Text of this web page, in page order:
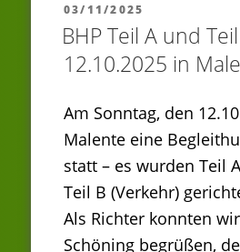
VERÖFFENTLICHT
AM
03/11/2025
BHP Teil A und
12.10.2025 in
Am Sonntag, den
Malente eine
statt – es wurden Teil
Teil B (Verkehr)
Als Richter konnten
Schöning begrüßen,